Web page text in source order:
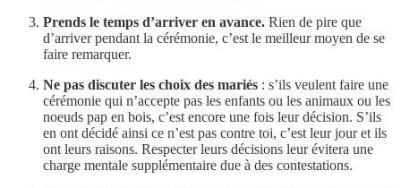
Prends le temps d’arriver en avance. Rien de pire que
d’arriver pendant la cérémonie, c’est le meilleur moyen de se
faire remarquer.
Ne pas discuter les choix des mariés : s’ils veulent faire une
cérémonie qui n’accepte pas les enfants ou les animaux ou les
noeuds pap en bois, c’est encore une fois leur décision. S’ils
en ont décidé ainsi ce n’est pas contre toi, c’est leur jour et ils
ont leurs raisons. Respecter leurs décisions leur évitera une
charge mentale supplémentaire due à des contestations.